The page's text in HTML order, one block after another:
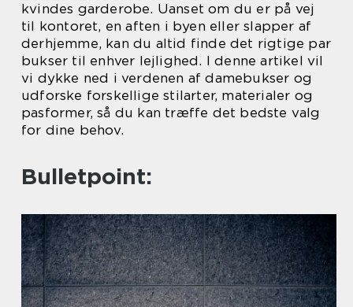
kvindes garderobe. Uanset om du er på vej
til kontoret, en aften i byen eller slapper af
derhjemme, kan du altid finde det rigtige par
bukser til enhver lejlighed. I denne artikel vil
vi dykke ned i verdenen af damebukser og
udforske forskellige stilarter, materialer og
pasformer, så du kan træffe det bedste valg
for dine behov.
Bulletpoint: